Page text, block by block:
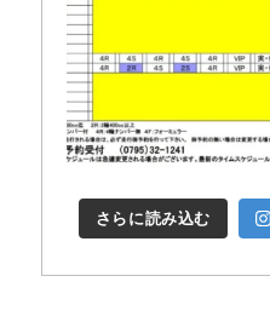
さらに読み込む